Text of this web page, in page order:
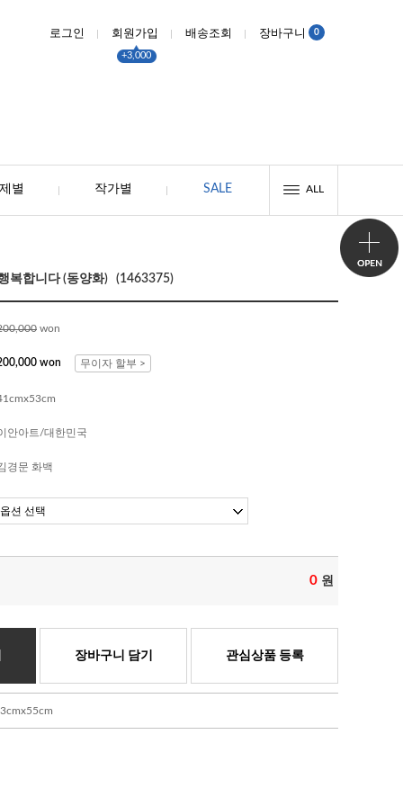
로그인 회원가입
+3,000
배송조회 장바구니 0
별 작가별 SALE ALL
복합니다 (동양화) (1463375)
won
won 무이자 할부 >
안아트/대한민국
경문 화백
0 원
장바구니 담기 관심상품 등록